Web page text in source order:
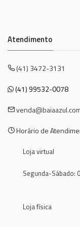
Atendimento
(41) 3472-3131
(41) 99532-0078
Horário de
Loja virtual
Segunda-Sábado:
Loja física